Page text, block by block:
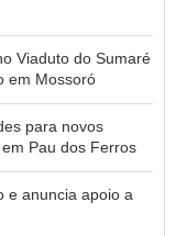
Viaduto do Sumaré
em Mossoró
para novos
Pau dos Ferros
e anuncia apoio a